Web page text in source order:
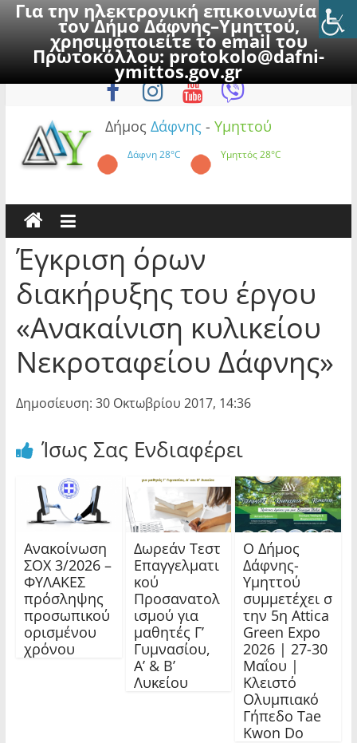
Για την ηλεκτρονική επικοινωνία με
τον Δήμο Δάφνης–Υμηττού,
χρησιμοποιείτε το email του
Πρωτοκόλλου:protokolo@dafni-
ymittos.gov.gr
to
Παρασκευή, 7 Αυγούστου 2026
Δήμος Δάφνης - Υμηττού
Δάφνη28°C Υμηττός28°C
Έγκριση όρων
διακήρυξης του έργου
«Ανακαίνιση κυλικείου
Νεκροταφείου Δάφνης»
Δημοσίευση: 30 Οκτωβρίου 2017, 14:36
Ίσως Σας Ενδιαφέρει
Ανακοίνωση
ΣΟΧ 3/2026 –
ΦΥΛΑΚΕΣ
πρόσληψης
προσωπικού
ορισμένου
χρόνου
Δωρεάν Τεστ
Επαγγελματι
κού
Προσανατολ
ισμού για
μαθητές Γ’
Γυμνασίου,
Α’ & Β’
Λυκείου
Ο Δήμος
Δάφνης-
Υμηττού
συμμετέχει σ
την 5η Attica
Green Expo
2026 | 27-30
Μαΐου |
Κλειστό
Ολυμπιακό
Γήπεδο Tae
Kwon Do